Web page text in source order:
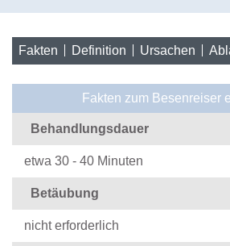
Fakten Definition Ursachen
Fakten zum Besenreiser
Behandlungsdauer
etwa 30 - 40 Minuten
Betäubung
nicht erforderlich